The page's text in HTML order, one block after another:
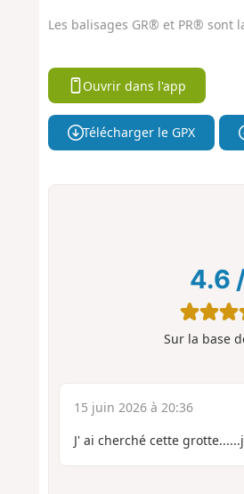
Les balisages GR® et PR® sont
Ouvrir dans l'app
Télécharger le GPX
4.6
Sur la base
15 juin 2026 à 20:36
J' ai cherché cette